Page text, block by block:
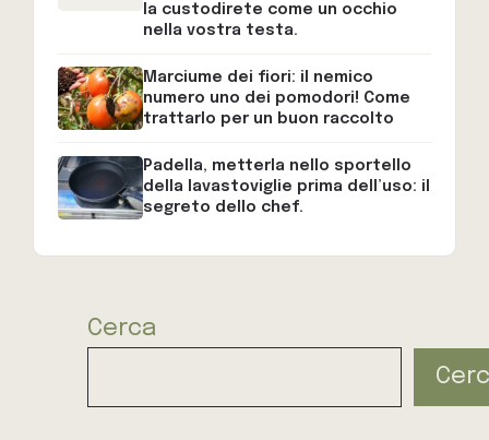
la custodirete come un occhio
nella vostra testa.
Marciume dei fiori: il nemico
numero uno dei pomodori! Come
trattarlo per un buon raccolto
Padella, metterla nello sportello
della lavastoviglie prima dell’uso: il
segreto dello chef.
Cerca